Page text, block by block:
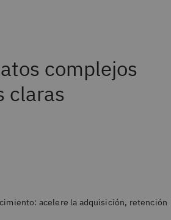
complejos
claras
acelere la adquisición, retención